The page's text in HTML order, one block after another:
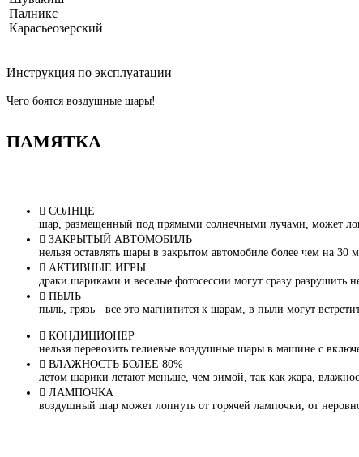
Палникс
Карасьеозерский
Инструкция по эксплуатации
Чего боятся воздушные шары!
ПАМЯТКА
СОЛНЦЕ
шар, размещенный под прямыми солнечными лучами, может
ЗАКРЫТЫЙ АВТОМОБИЛЬ
нельзя оставлять шары в закрытом автомобиле более чем на
АКТИВНЫЕ ИГРЫ
драки шариками и веселые фотосессии могут сразу разрушить
ПЫЛЬ
пыль, грязь - все это магнитится к шарам, в пыли могут
КОНДИЦИОНЕР
нельзя перевозить гелиевые воздушные шары в машине с
ВЛАЖНОСТЬ БОЛЕЕ 80%
летом шарики летают меньше, чем зимой, так как жара,
ЛАМПОЧКА
воздушный шар может лопнуть от горячей лампочки, от